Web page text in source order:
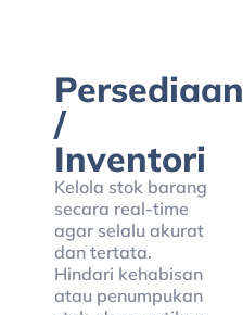
Persediaan
/
Inventori
Kelola stok barang
secara real-time
agar selalu akurat
dan tertata.
Hindari kehabisan
atau penumpukan